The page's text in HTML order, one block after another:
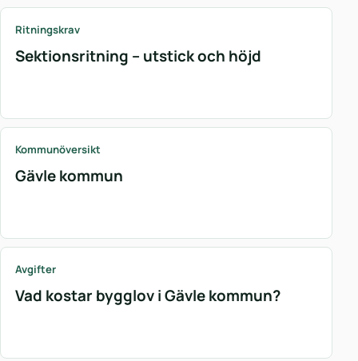
Ritningskrav
Sektionsritning – utstick och höjd
Kommunöversikt
Gävle kommun
Avgifter
Vad kostar bygglov i Gävle kommun?